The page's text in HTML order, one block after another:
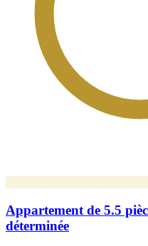
Appartement de 5.5
déterminée